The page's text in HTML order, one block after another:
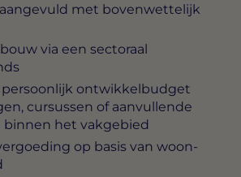
met bovenwettelijk
via een sectoraal
persoonlijk ontwikkelbudget
cursussen of aanvullende
binnen het vakgebied
op basis van woon-